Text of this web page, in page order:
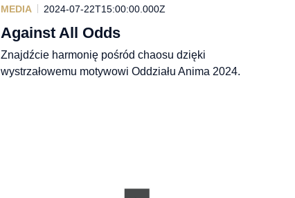
MEDIA 2024-07-22T15:00:00.000Z
Against All Odds
Znajdźcie harmonię pośród chaosu dzięki
wystrzałowemu motywowi Oddziału Anima 2024.